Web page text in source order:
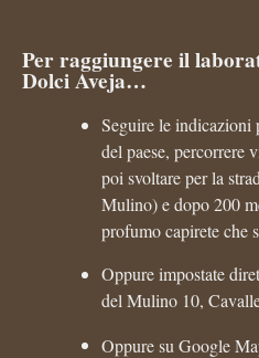
Per raggiungere il
Dolci Aveja…
Seguire le
del paese, percorrere
poi svoltare per la
Mulino) e dopo 200
profumo capirete che
Oppure impostate
del Mulino 10,
Oppure su Google